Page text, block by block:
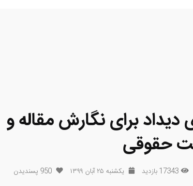
دیداد برای نگارش مقاله و
حقوقی
17343 بازدید یکشنبه ۲۵ آبان ۱۳۹۹ 950 پسندیدن